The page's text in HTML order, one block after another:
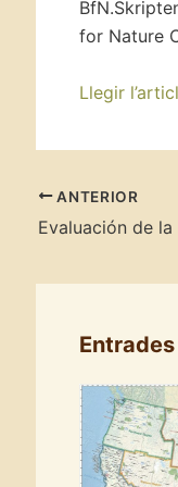
for Nature
Llegir
ANTERIOR